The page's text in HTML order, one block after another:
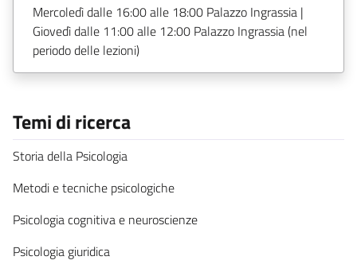
Mercoledì dalle 16:00 alle 18:00 Palazzo Ingrassia |
Giovedì dalle 11:00 alle 12:00 Palazzo Ingrassia (nel
periodo delle lezioni)
Temi di ricerca
Storia della Psicologia
Metodi e tecniche psicologiche
Psicologia cognitiva e neuroscienze
Psicologia giuridica